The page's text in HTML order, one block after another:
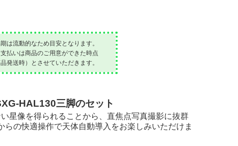
は流動的なため目安となります。
払いは商品のご用意ができた時点
品発送時）とさせていただきます。
HAL130三脚のセット
星像を得られることから、直焦点写真撮影に抜群
の快適操作で天体自動導入をお楽しみいただけま